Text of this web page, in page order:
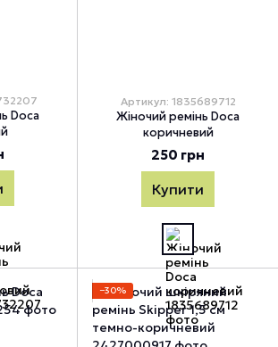
Doca
Артикул: 1835689712
Жіночий ремінь Doca
коричневий
250 грн
Купити
−30%